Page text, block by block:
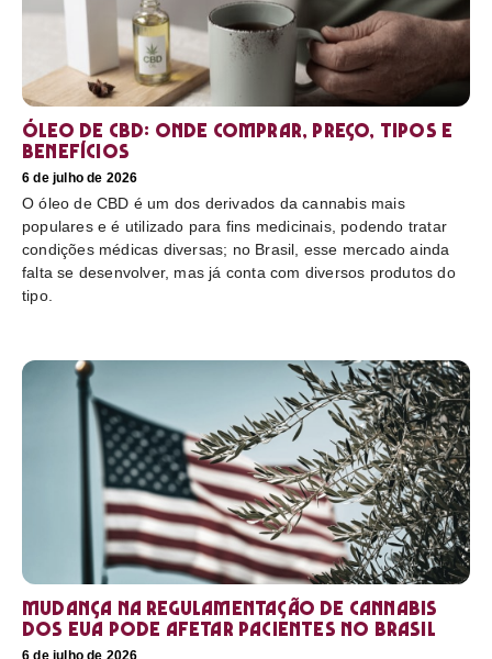
Óleo de CBD: Onde comprar, preço, tipos e
benefícios
6 de julho de 2026
O óleo de CBD é um dos derivados da cannabis mais
populares e é utilizado para fins medicinais, podendo tratar
condições médicas diversas; no Brasil, esse mercado ainda
falta se desenvolver, mas já conta com diversos produtos do
tipo.
Mudança na regulamentação de cannabis
dos EUA pode afetar pacientes no Brasil
6 de julho de 2026